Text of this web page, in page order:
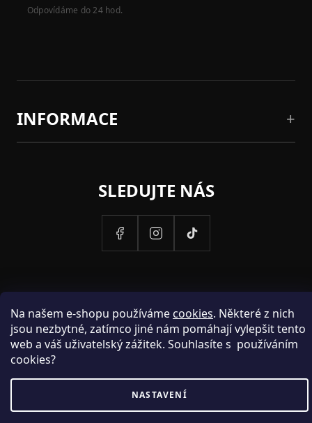
Na našem e-shopu používáme cookies. Některé z nich
jsou nezbytné, zatímco jiné nám pomáhají vylepšit tento
web a váš uživatelský zážitek. Souhlasíte s používáním
cookies?
NASTAVENÍ
Odpovídáme do 24 hod.
INFORMACE
SLEDUJTE NÁS
PROVOZOVATELEM STRANEK HOSH.CZ JE SPOLECNOST PAK
FASHION S.R.O., IC: 25774701.